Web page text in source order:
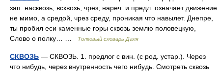
зап. насквозь, всквозь, чрез; нареч. и предл. означает движение
не мимо, а средой, чрез среду, проникая что навылет. Днепре,
ты пробил еси каменные горы сквозь землю половецкую,
Слово о полку… …
Толковый словарь Даля
СКВОЗЬ — СКВОЗЬ. 1. предлог с вин. (с род. устар.). Через
что нибудь, через внутренность чего нибудь. Смотреть сквозь